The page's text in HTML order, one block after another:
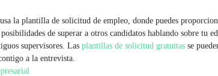
la plantilla de solicitud de empleo, donde puedes
de superar a otros candidatos hablando sobre tu
supervisores. Las plantillas de solicitud gratuitas se
a la entrevista.